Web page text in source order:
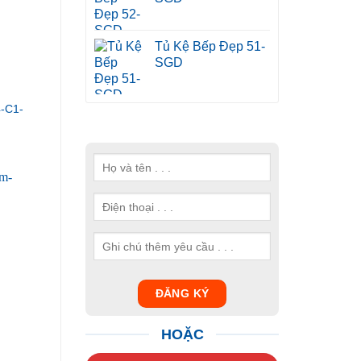
Tủ Kệ Bếp Đẹp 51-
SGD
HOẶC
C1-